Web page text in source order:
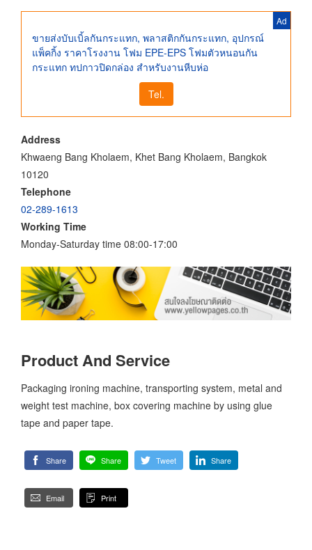
Ad
ขายส่งบับเบิ้ลกันกระแทก, พลาสติกกันกระแทก, อุปกรณ์
แพ็คกิ้ง ราคาโรงงาน โฟม EPE-EPS โฟมตัวหนอนกัน
กระแทก ทปกาวปิดกล่อง สำหรับงานหีบห่อ
Tel.
Address
Khwaeng Bang Kholaem, Khet Bang Kholaem, Bangkok
10120
Telephone
02-289-1613
Working Time
Monday-Saturday time 08:00-17:00
Product And Service
Packaging ironing machine, transporting system, metal and
weight test machine, box covering machine by using glue
tape and paper tape.
Share Share Tweet Share
Email Print